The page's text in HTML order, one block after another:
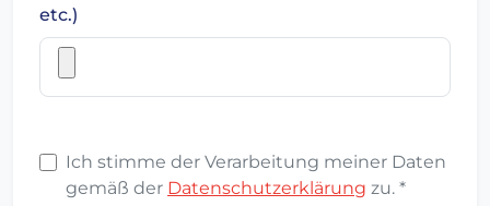
etc.)
Ich stimme der Verarbeitung meiner Daten
gemäß der Datenschutzerklärung zu. *